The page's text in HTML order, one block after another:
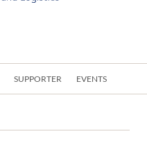
SUPPORTER EVENTS